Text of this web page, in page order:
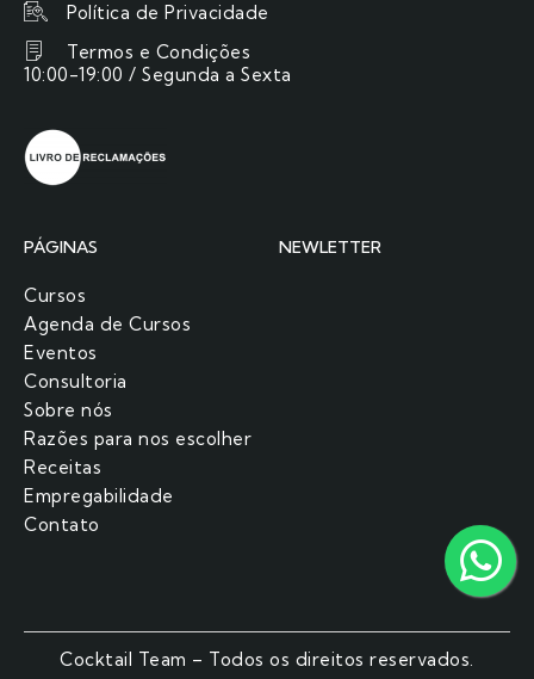
Política de Privacidade
Termos e Condições
10:00-19:00 / Segunda a Sexta
PÁGINAS
Cursos
Agenda de Cursos
Eventos
Consultoria
Sobre nós
Razões para nos escolher​
Receitas
Empregabilidade
Contato
NEWLETTER
Cocktail Team – Todos os direitos reservados.